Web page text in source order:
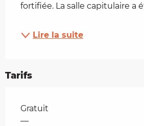
fortifiée. La salle capitulaire a
Lire la suite
Tarifs
Tarifs 2026
Gratuit
—